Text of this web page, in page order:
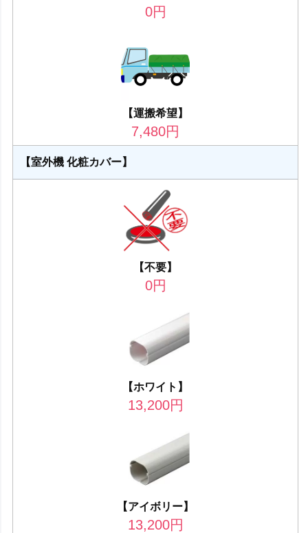
0円
【運搬希望】
7,480円
【室外機 化粧カバー】
【不要】
0円
【ホワイト】
13,200円
【アイボリー】
13,200円